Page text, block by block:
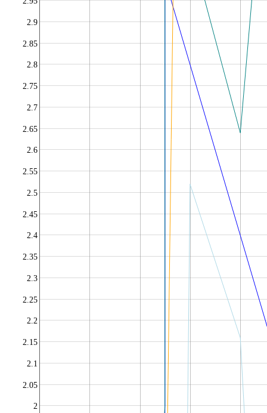
2
2.05
2.1
2.15
2.2
2.25
2.3
2.35
2.4
2.45
2.5
2.55
2.6
2.65
2.7
2.75
2.8
2.85
2.9